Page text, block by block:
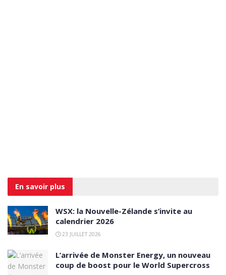
En savoir plus
WSX: la Nouvelle-Zélande s’invite au
calendrier 2026
23 JUILLET 2026
L’arrivée de Monster Energy, un nouveau
coup de boost pour le World Supercross